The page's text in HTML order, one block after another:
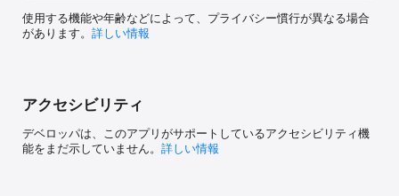
使用する機能や年齢などによって、プライバシー慣行が異なる場合
があります。 詳しい情報
アクセシビリティ
デベロッパは、このアプリがサポートしているアクセシビリティ機
能をまだ示していません。 詳しい情報